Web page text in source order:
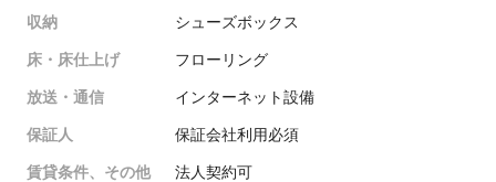
収納 シューズボックス
床・床仕上げ フローリング
放送・通信 インターネット設備
保証人 保証会社利用必須
賃貸条件、その他 法人契約可